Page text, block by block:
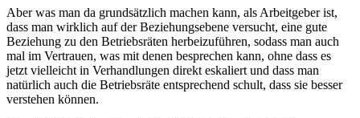
Aber was man da grundsätzlich machen kann, als Arbeitgeber ist,
dass man wirklich auf der Beziehungsebene versucht, eine gute
Beziehung zu den Betriebsräten herbeizuführen, sodass man auch
mal im Vertrauen, was mit denen besprechen kann, ohne dass es
jetzt vielleicht in Verhandlungen direkt eskaliert und dass man
natürlich auch die Betriebsräte entsprechend schult, dass sie besser
verstehen können.